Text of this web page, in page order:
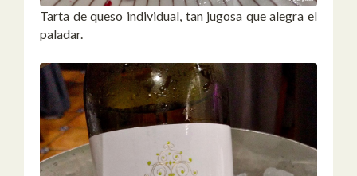
Tarta de queso individual, tan jugosa que alegra el
paladar.